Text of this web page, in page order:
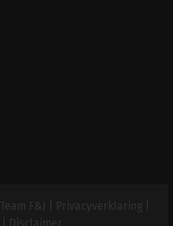
Team F&J Privacyverklaring
Disclaimer